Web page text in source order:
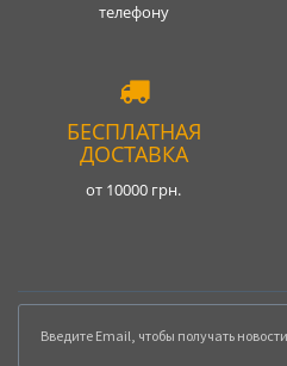
телефону
БЕСПЛАТНАЯ
ДОСТАВКА
от 10000 грн.